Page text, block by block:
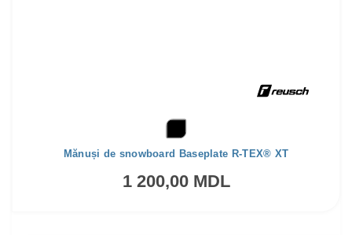
Mănuși de snowboard Baseplate R-TEX® XT
1 200,00 MDL